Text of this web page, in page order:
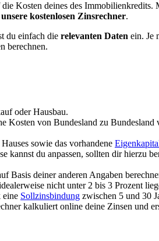
Kosten deines des Immobilienkredits.
kostenlosen Zinsrechner.
du einfach die relevanten Daten ein. Je
berechnen.
oder Hausbau.
Kosten von Bundesland zu Bundesland
sowie das vorhandene
kannst du anpassen, sollten dir hierzu
Basis deiner anderen Angaben
nicht unter 2 bis 3 Prozent
eine Sollzinsbindung zwischen 5 und 30
kalkuliert online deine Zinsen und